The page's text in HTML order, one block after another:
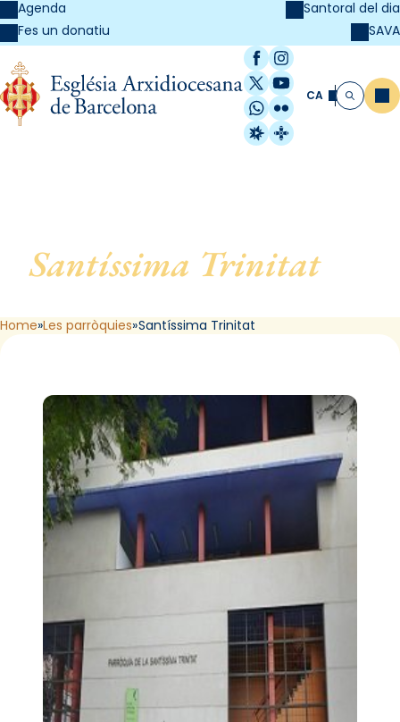
Agenda
Fes un donatiu
Santoral del dia
SAVA
Facebook
Instagram
X / Twitter
YouTube
WhatsApp
Flickr
Radio Estel
Catalunya
CA Cerca
Santíssima Trinitat, de
Home Les parròquies Santíssima Trinitat